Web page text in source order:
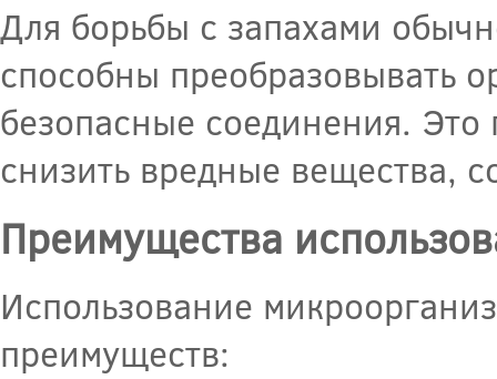
Для борьбы с запахами
способны преобразовывать
безопасные соединения. Это
снизить вредные вещества,
Преимущества
Использование
преимуществ: